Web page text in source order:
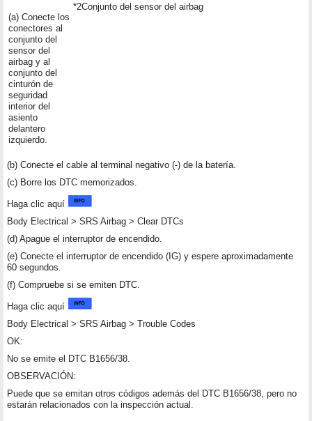
(a) Conecte los
conectores al
conjunto del
sensor del
airbag y al
conjunto del
cinturón de
seguridad
interior del
asiento
delantero
izquierdo.
*2Conjunto del sensor del airbag
(b) Conecte el cable al terminal negativo (-) de la batería.
(c) Borre los DTC memorizados.
Haga clic aquí
Body Electrical > SRS Airbag > Clear DTCs
(d) Apague el interruptor de encendido.
(e) Conecte el interruptor de encendido (IG) y espere aproximadamente
60 segundos.
(f) Compruebe si se emiten DTC.
Haga clic aquí
Body Electrical > SRS Airbag > Trouble Codes
OK:
No se emite el DTC B1656/38.
OBSERVACIÓN:
Puede que se emitan otros códigos además del DTC B1656/38, pero no
estarán relacionados con la inspección actual.